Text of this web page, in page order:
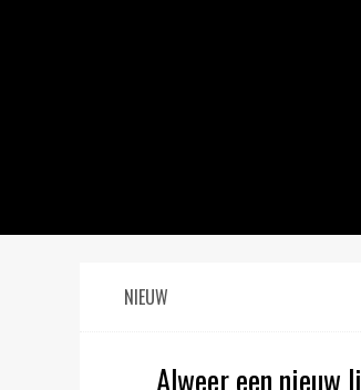
t
NIEUW
Alweer een nieuw